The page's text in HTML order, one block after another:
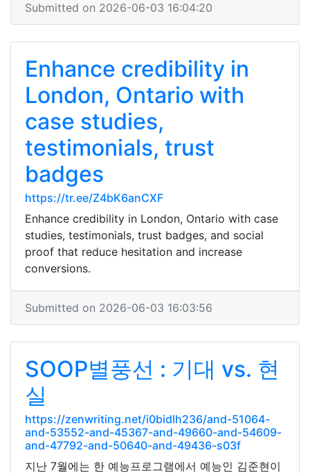
Submitted on 2026-06-03 16:04:20
Enhance credibility in
London, Ontario with
case studies,
testimonials, trust
badges
https://tr.ee/Z4bK6anCXF
Enhance credibility in London, Ontario with case
studies, testimonials, trust badges, and social
proof that reduce hesitation and increase
conversions.
Submitted on 2026-06-03 16:03:56
SOOP별풍선 : 기대 vs. 현
실
https://zenwriting.net/i0bidlh236/and-51064-
and-53552-and-45367-and-49660-and-54609-
and-47792-and-50640-and-49436-s03f
지난 7월에는 한 예능프로그램에서 예능인 김준현이